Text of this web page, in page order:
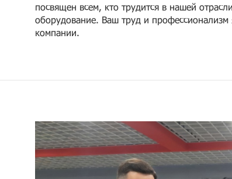
посвящен всем, кто трудится в нашей
оборудование. Ваш труд и профессионализм
компании.